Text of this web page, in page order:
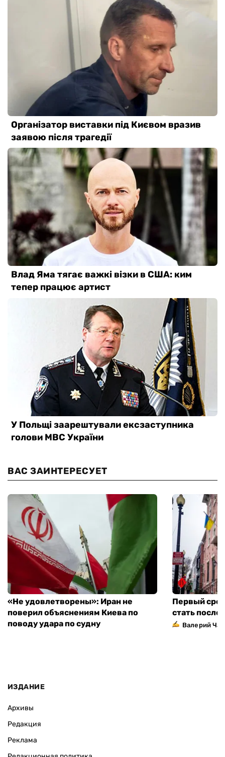
ВАС ЗАИНТЕРЕСУЕТ
«Не удовлетворены»: Иран не
поверил объяснениям Киева по
поводу удара по судну
Первый
стать
Валерий
ИЗДАНИЕ
Архивы
Редакция
Реклама